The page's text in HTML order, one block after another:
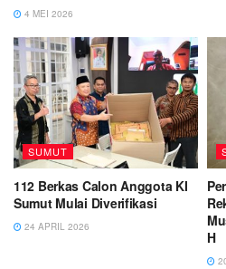
4 MEI 2026
SUMUT
112 Berkas Calon Anggota KI
Sumut Mulai Diverifikasi
24 APRIL 2026
H